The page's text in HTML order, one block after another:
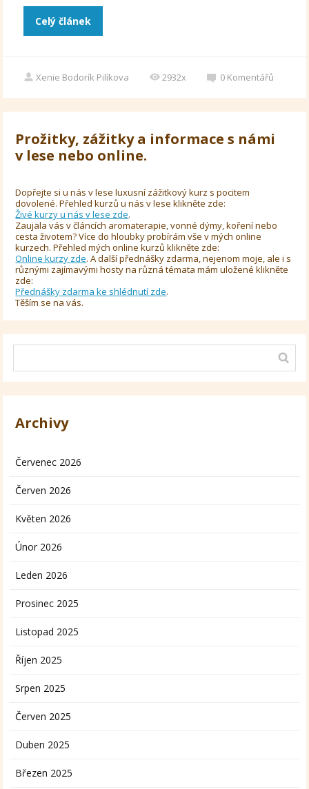
Celý článek
Xenie Bodorík Pilíkova 2932x 0 Komentářů
Prožitky, zážitky a informace s námi
v lese nebo online.
Dopřejte si u nás v lese luxusní zážitkový kurz s pocitem
dovolené. Přehled kurzů u nás v lese klikněte zde:
Živé kurzy u nás v lese zde.
Zaujala vás v článcích aromaterapie, vonné dýmy, koření nebo
cesta životem? Více do hloubky probírám vše v mých online
kurzech. Přehled mých online kurzů klikněte zde:
Online kurzy zde. A další přednášky zdarma, nejenom moje, ale i s
různými zajímavými hosty na různá témata mám uložené klikněte
zde:
Přednášky zdarma ke shlédnutí zde.
Těším se na vás.
Archivy
Červenec 2026
Červen 2026
Květen 2026
Únor 2026
Leden 2026
Prosinec 2025
Listopad 2025
Říjen 2025
Srpen 2025
Červen 2025
Duben 2025
Březen 2025